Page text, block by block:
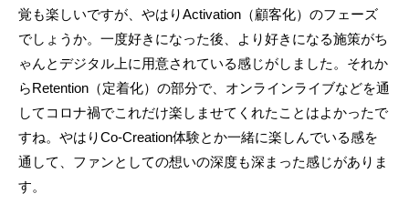
覚も楽しいですが、やはりActivation（顧客化）のフェーズ
でしょうか。一度好きになった後、より好きになる施策がち
ゃんとデジタル上に用意されている感じがしました。それか
らRetention（定着化）の部分で、オンラインライブなどを通
してコロナ禍でこれだけ楽しませてくれたことはよかったで
すね。やはりCo-Creation体験とか一緒に楽しんでいる感を
通して、ファンとしての想いの深度も深まった感じがありま
す。